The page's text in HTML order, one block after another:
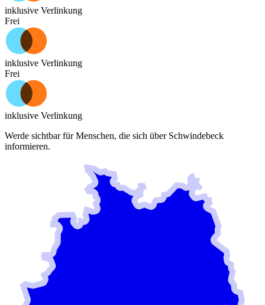
inklusive Verlinkung
Frei
inklusive Verlinkung
Frei
inklusive Verlinkung
Werde sichtbar für Menschen, die sich über Schwindebeck
informieren.